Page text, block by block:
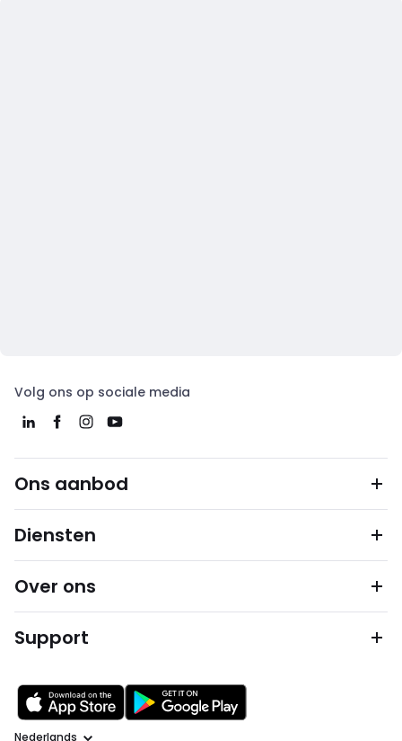
Volg ons op sociale media
Ons aanbod
Diensten
Over ons
Support